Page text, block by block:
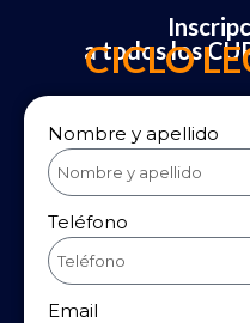
a todos los
CICLO
Nombre y apellido
Teléfono
Email